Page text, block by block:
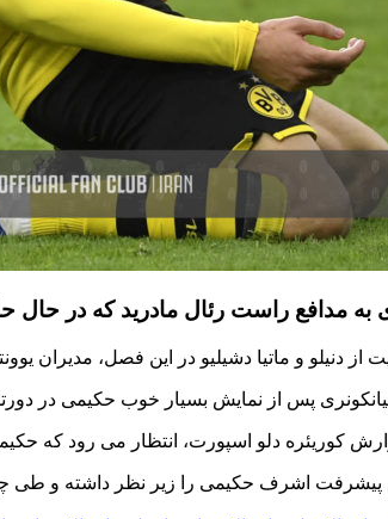
اشرف حکیمی را زیر نظر داشته و طی چند